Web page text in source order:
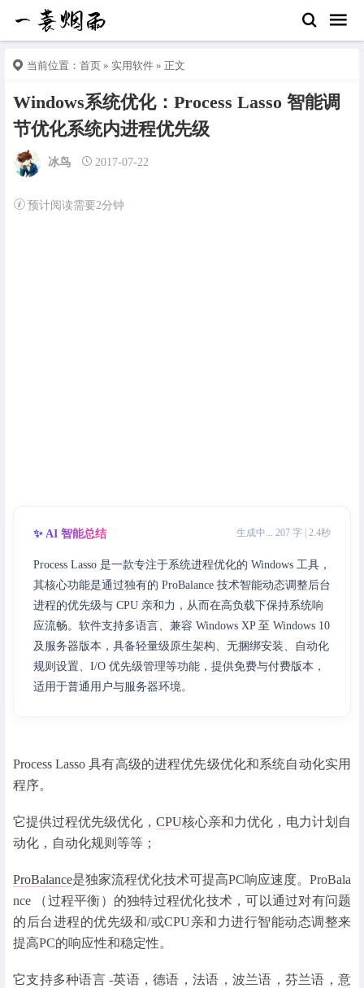
当前位置： 首页 » 实用软件 » 正文
Windows系统优化：Process Lasso 智能调
节优化系统内进程优先级
冰鸟 2017-07-22
预计阅读需要2分钟
✨ AI 智能总结 生成中... 207 字 | 2.4秒
Process Lasso 是一款专注于系统进程优化的 Windows 工具，
其核心功能是通过独有的 ProBalance 技术智能动态调整后台
进程的优先级与 CPU 亲和力，从而在高负载下保持系统响
应流畅。软件支持多语言、兼容 Windows XP 至 Windows 10
及服务器版本，具备轻量级原生架构、无捆绑安装、自动化
规则设置、I/O 优先级管理等功能，提供免费与付费版本，
适用于普通用户与服务器环境。
Process Lasso 具有高级的进程优先级优化和系统自动化实用
程序。
它提供过程优先级优化， CPU核心亲和力优化，电力计划自
动化，自动化规则等等；
ProBalance是独家流程优化技术可提高PC响应速度。ProBala
nce （过程平衡）的独特过程优化技术，可以通过对有问题
的后台进程的优先级和/或CPU亲和力进行智能动态调整来
提高PC的响应性和稳定性。
它支持多种语言 -英语，德语，法语，波兰语，芬兰语，意